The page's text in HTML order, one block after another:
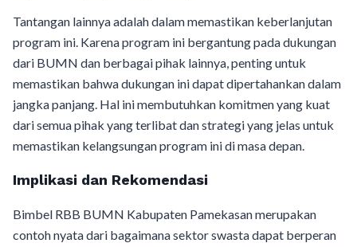
Tantangan lainnya adalah dalam memastikan keberlanjutan
program ini. Karena program ini bergantung pada dukungan
dari BUMN dan berbagai pihak lainnya, penting untuk
memastikan bahwa dukungan ini dapat dipertahankan dalam
jangka panjang. Hal ini membutuhkan komitmen yang kuat
dari semua pihak yang terlibat dan strategi yang jelas untuk
memastikan kelangsungan program ini di masa depan.
Implikasi dan Rekomendasi
Bimbel RBB BUMN Kabupaten Pamekasan merupakan
contoh nyata dari bagaimana sektor swasta dapat berperan